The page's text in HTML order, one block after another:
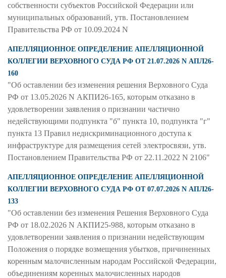
собственности субъектов Российской Федерации или
муниципальных образований, утв. Постановлением
Правительства РФ от 10.09.2024 N
АПЕЛЛЯЦИОННОЕ ОПРЕДЕЛЕНИЕ АПЕЛЛЯЦИОННОЙ
КОЛЛЕГИИ ВЕРХОВНОГО СУДА РФ ОТ 21.07.2026 N АПЛ26-
160
"Об оставлении без изменения решения Верховного Суда
РФ от 13.05.2026 N АКПИ26-165, которым отказано в
удовлетворении заявления о признании частично
недействующими подпункта "б" пункта 10, подпункта "г"
пункта 13 Правил недискриминационного доступа к
инфраструктуре для размещения сетей электросвязи, утв.
Постановлением Правительства РФ от 22.11.2022 N 2106"
АПЕЛЛЯЦИОННОЕ ОПРЕДЕЛЕНИЕ АПЕЛЛЯЦИОННОЙ
КОЛЛЕГИИ ВЕРХОВНОГО СУДА РФ ОТ 07.07.2026 N АПЛ26-
133
"Об оставлении без изменения Решения Верховного Суда
РФ от 18.02.2026 N АКПИ25-988, которым отказано в
удовлетворении заявления о признании недействующим
Положения о порядке возмещения убытков, причиненных
коренным малочисленным народам Российской Федерации,
объединениям коренных малочисленных народов